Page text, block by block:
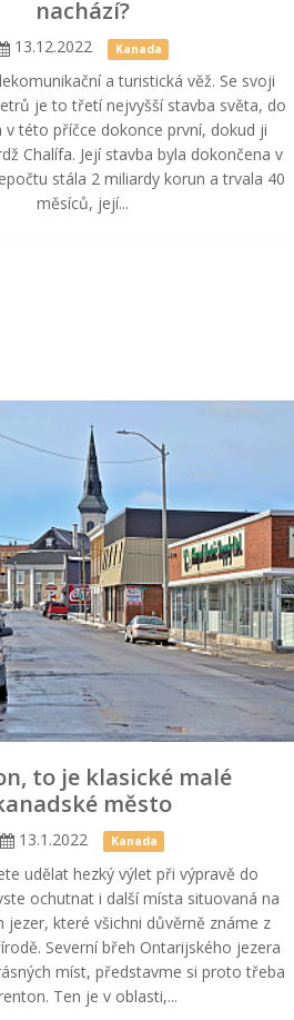
nachází?
13.12.2022 Kanada
a turistická věž. Se svoji
je to třetí nejvyšší stavba světa, do
v této příčce dokonce první, dokud ji
Chalífa. Její stavba byla dokončena v
stála 2 miliardy korun a trvala 40
měsíců, její...
to je klasické malé
město
13.1.2022 Kanada
udělat hezký výlet při výpravě do
ochutnat i další místa situovaná na
jezer, které všichni důvěrně známe z
Severní břeh Ontarijského jezera
míst, představme si proto třeba
Ten je v oblasti,...